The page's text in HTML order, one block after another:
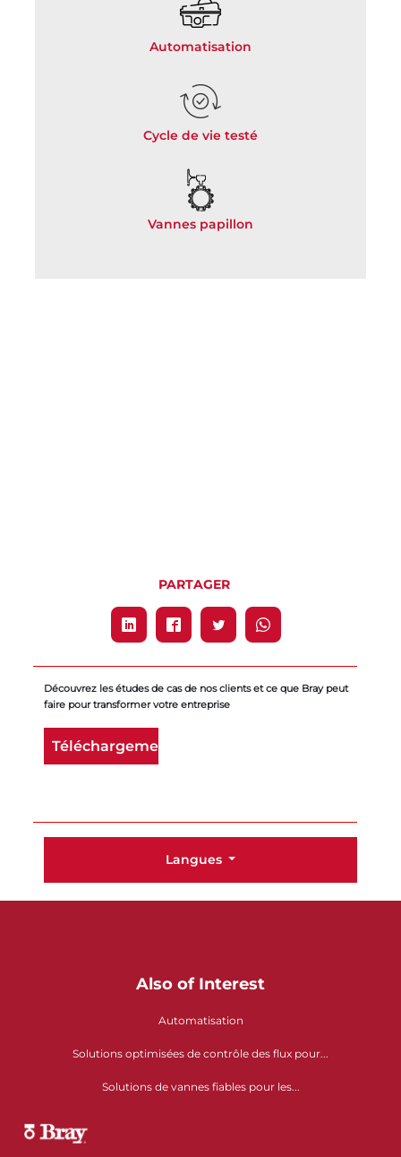
Automatisation
Cycle de vie testé
Vannes papillon
PARTAGER
Découvrez les études de cas de nos clients et ce que Bray peut
faire pour transformer votre entreprise
Téléchargement
Langues
Also of Interest
Automatisation
Solutions optimisées de contrôle des flux pour...
Solutions de vannes fiables pour les...